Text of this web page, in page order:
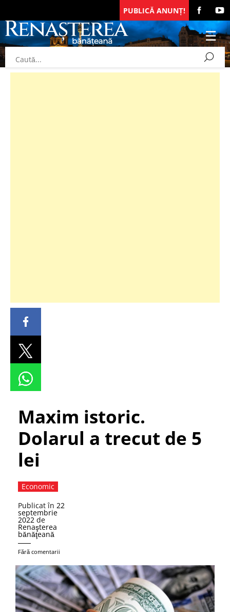
PUBLICĂ ANUNȚ!
Maxim istoric.
Dolarul a trecut de 5
lei
Economic
Publicat în 22
septembrie
2022 de
Renaşterea
bănăţeană
Fără comentarii